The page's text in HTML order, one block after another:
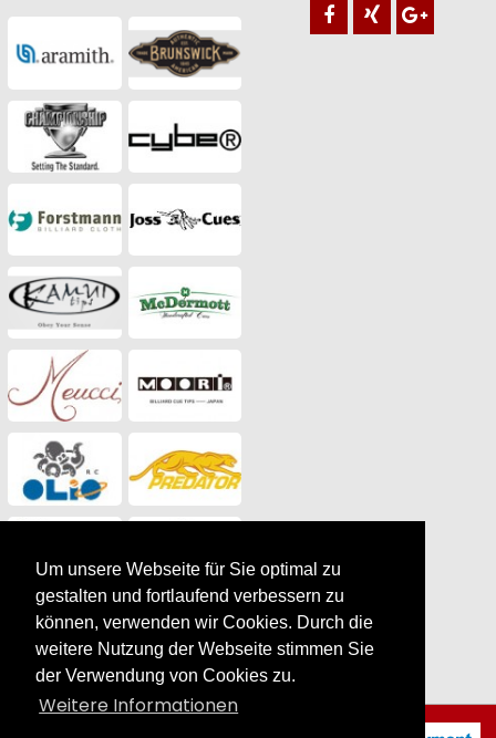
Um unsere Webseite für Sie optimal zu
gestalten und fortlaufend verbessern zu
können, verwenden wir Cookies. Durch die
weitere Nutzung der Webseite stimmen Sie
der Verwendung von Cookies zu.
Weitere Informationen